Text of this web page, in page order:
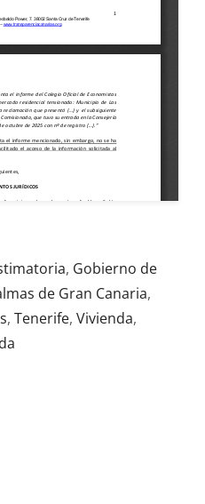
, Gobierno de
de Gran Canaria,
, Tenerife, Vivienda,